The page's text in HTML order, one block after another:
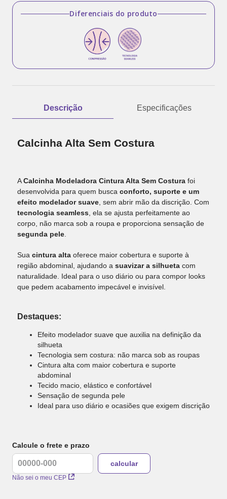
Diferenciais do produto
Descrição Especificações
Calcinha Alta Sem Costura
ACalcinha Modeladora Cintura Alta Sem Costura foi
desenvolvida para quem busca conforto, suporte e um
efeito modelador suave, sem abrir mão da discrição. Com
tecnologia seamless, ela se ajusta perfeitamente ao
corpo, não marca sob a roupa e proporciona sensação de
segunda pele.
Sua cintura alta oferece maior cobertura e suporte à
região abdominal, ajudando a suavizar a silhueta com
naturalidade. Ideal para o uso diário ou para compor looks
que pedem acabamento impecável e invisível.
Destaques:
Efeito modelador suave que auxilia na definição da
silhueta
Tecnologia sem costura: não marca sob as roupas
Cintura alta com maior cobertura e suporte
abdominal
Tecido macio, elástico e confortável
Sensação de segunda pele
Ideal para uso diário e ocasiões que exigem discrição
Calcule o frete e prazo
Não sei o meu CEP